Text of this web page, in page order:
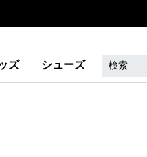
ズ シューズ